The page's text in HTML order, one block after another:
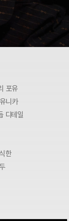
포유
니카
디테일
한